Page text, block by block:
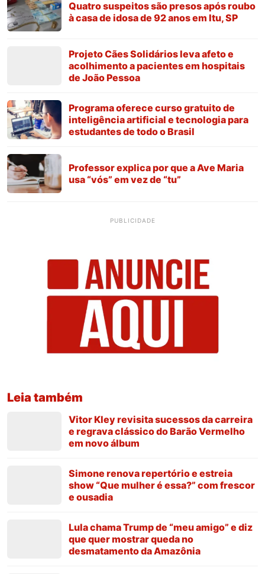
Quatro suspeitos são presos após roubo
à casa de idosa de 92 anos em Itu, SP
Projeto Cães Solidários leva afeto e
acolhimento a pacientes em hospitais
de João Pessoa
Programa oferece curso gratuito de
inteligência artificial e tecnologia para
estudantes de todo o Brasil
Professor explica por que a Ave Maria
usa “vós” em vez de “tu”
PUBLICIDADE
Leia também
Vitor Kley revisita sucessos da carreira
e regrava clássico do Barão Vermelho
em novo álbum
Simone renova repertório e estreia
show “Que mulher é essa?” com frescor
e ousadia
Lula chama Trump de “meu amigo” e diz
que quer mostrar queda no
desmatamento da Amazônia